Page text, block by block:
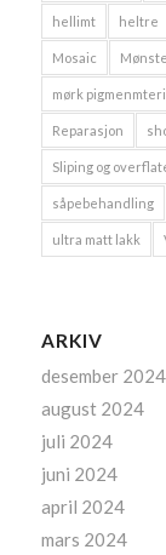
hellimt heltre
Mosaic
mørk
Reparasjon
Sliping og
såpebehandling
ultra matt lakk
ARKIV
desember 2024
august 2024
juli 2024
juni 2024
april 2024
mars 2024